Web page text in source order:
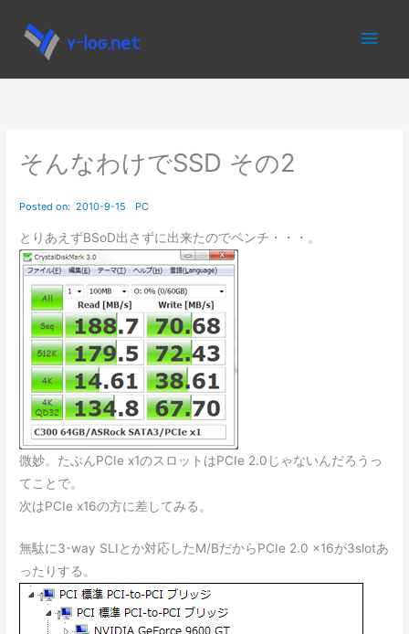
ス
メ
イ
そんなわけでSSD その2
とりあえずBSoD出さずに出来たのでベンチ・・・。
微妙。たぶんPCIe x1のスロットはPCIe 2.0じゃないんだろうっ
てことで。
次はPCIe x16の方に差してみる。
無駄に3-way SLIとか対応したM/BだからPCIe 2.0 x16が3slotあ
ったりする。